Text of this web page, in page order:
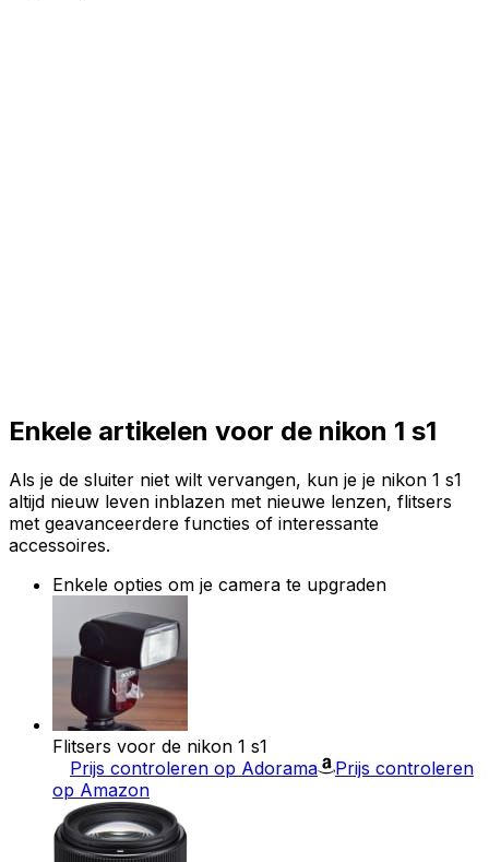
Enkele artikelen voor de nikon 1 s1
Als je de sluiter niet wilt vervangen, kun je je nikon 1 s1
altijd nieuw leven inblazen met nieuwe lenzen, flitsers
met geavanceerdere functies of interessante
accessoires.
Enkele opties om je camera te upgraden
Flitsers voor de nikon 1 s1
Prijs controleren op Adorama
Prijs controleren
op Amazon